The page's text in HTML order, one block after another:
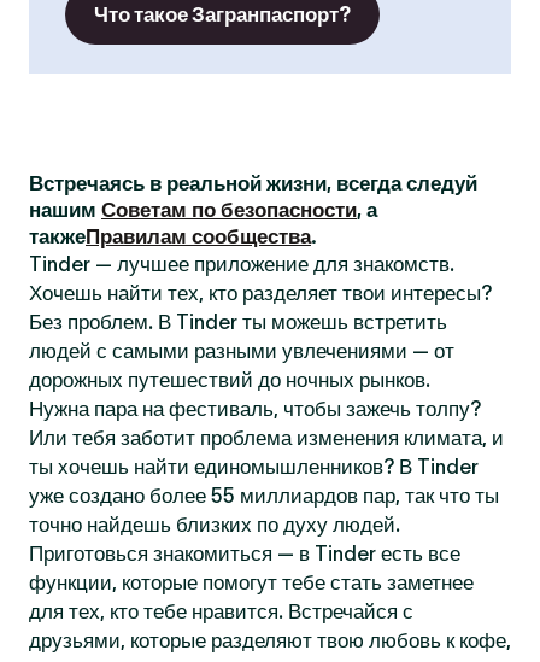
Что такое Загранпаспорт?
Встречаясь в реальной жизни, всегда следуй
нашим Советам по безопасности, а
такжеПравилам сообщества.
Tinder — лучшее приложение для знакомств.
Хочешь найти тех, кто разделяет твои интересы?
Без проблем. В Tinder ты можешь встретить
людей с самыми разными увлечениями — от
дорожных путешествий до ночных рынков.
Нужна пара на фестиваль, чтобы зажечь толпу?
Или тебя заботит проблема изменения климата, и
ты хочешь найти единомышленников? В Tinder
уже создано более 55 миллиардов пар, так что ты
точно найдешь близких по духу людей.
Приготовься знакомиться — в Tinder есть все
функции, которые помогут тебе стать заметнее
для тех, кто тебе нравится. Встречайся с
друзьями, которые разделяют твою любовь к кофе,